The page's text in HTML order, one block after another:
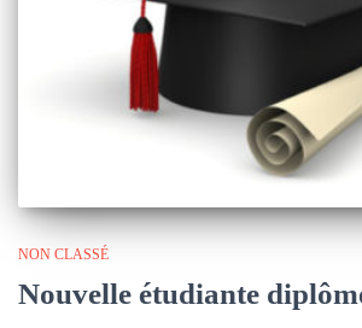
NON CLASSÉ
Nouvelle étudiante